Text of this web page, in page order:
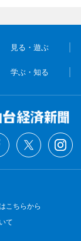
見る・遊ぶ
学ぶ・知る
こちらから
て